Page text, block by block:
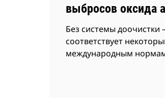
выбросов оксида
Без системы доочистки
соответствует
международным